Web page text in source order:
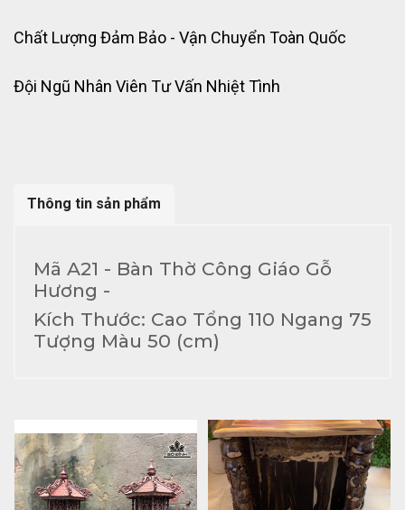
Chất Lượng Đảm Bảo - Vận Chuyển Toàn Quốc
Đội Ngũ Nhân Viên Tư Vấn Nhiệt Tình
Thông tin sản phẩm
Mã A21 - Bàn Thờ Công Giáo Gỗ
Hương -
Kích Thước: Cao Tổng 110 Ngang 75
Tượng Màu 50 (cm)